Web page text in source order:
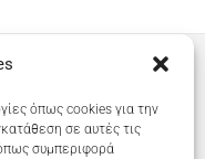
όπως cookies για την
σε αυτές τις
συμπεριφορά